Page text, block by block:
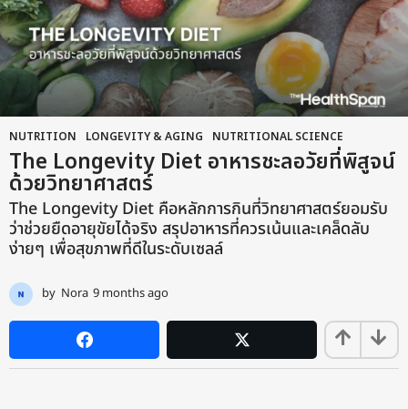
NUTRITION ,LONGEVITY & AGING ,NUTRITIONAL SCIENCE
The Longevity Diet อาหารชะลอวัยที่พิสูจน์
ด้วยวิทยาศาสตร์
The Longevity Diet คือหลักการกินที่วิทยาศาสตร์ยอมรับ
ว่าช่วยยืดอายุขัยได้จริง สรุปอาหารที่ควรเน้นและเคล็ดลับ
ง่ายๆ เพื่อสุขภาพที่ดีในระดับเซลล์
by Nora 9 months ago
t